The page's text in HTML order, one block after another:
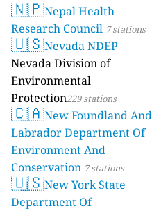
🇳🇵Nepal Health
Research Council 7 stations
🇺🇸Nevada NDEP
Nevada Division of
Environmental
Protection229 stations
🇨🇦New Foundland And
Labrador Department Of
Environment And
Conservation 7 stations
🇺🇸New York State
Department Of